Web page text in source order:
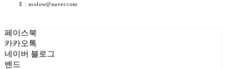
E : soolow@naver.com
페이스북
카카오톡
네이버 블로그
밴드